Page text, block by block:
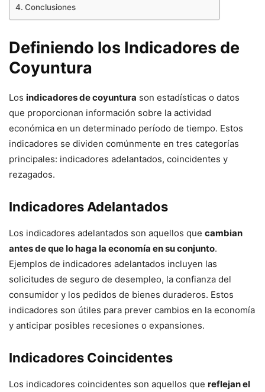
Conclusiones
Definiendo los Indicadores de
Coyuntura
Los indicadores de coyuntura son estadísticas o datos
que proporcionan información sobre la actividad
económica en un determinado período de tiempo. Estos
indicadores se dividen comúnmente en tres categorías
principales: indicadores adelantados, coincidentes y
rezagados.
Indicadores Adelantados
Los indicadores adelantados son aquellos que cambian
antes de que lo haga la economía en su conjunto.
Ejemplos de indicadores adelantados incluyen las
solicitudes de seguro de desempleo, la confianza del
consumidor y los pedidos de bienes duraderos. Estos
indicadores son útiles para prever cambios en la economía
y anticipar posibles recesiones o expansiones.
Indicadores Coincidentes
Los indicadores coincidentes son aquellos que reflejan el